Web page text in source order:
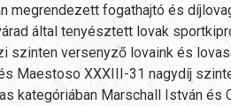
megrendezett fogathajtó és
által tenyésztett lovak
szinten versenyző lovaink és
Maestoso XXXIII-31 nagydíj
kategóriában Marschall István